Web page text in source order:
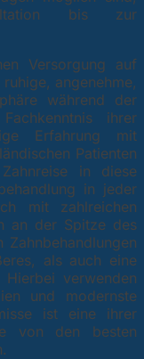
bis zur
Versorgung auf
angenehme,
während der
ihrer
Erfahrung mit
Patienten
in diese
in jeder
mit zahlreichen
an der Spitze des
als auch eine
verwenden
und modernste
ist eine ihrer
von den besten